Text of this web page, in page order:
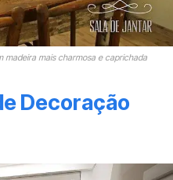
madeira mais charmosa e caprichada
Decoração